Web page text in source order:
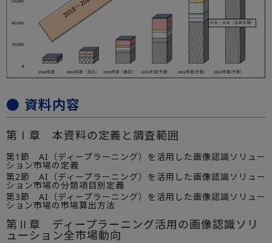
● 資料内容
第Ⅰ章 本資料の定義と調査範囲
第1節 AI（ディープラーニング）を活用した画像認識ソリュー
ション市場の定義
第2節 AI（ディープラーニング）を活用した画像認識ソリュー
ション市場の分類項目別定義
第3節 AI（ディープラーニング）を活用した画像認識ソリュー
ション市場の市場算出方法
第Ⅱ章 ディープラーニング活用の画像認識ソリ
ューション全市場動向